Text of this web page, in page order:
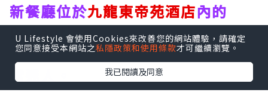
新餐廳位於九龍東帝苑酒店內的
Ponentino，店名是源自羅馬夏日
午後徐徐吹入城中的溫柔海風意景非
常迷人。
U Lifestyle 會使用Cookies來改善您的網站體驗，請確定
您同意接受本網站之私隱政策和使用條款才可繼續瀏覽。
我已閱讀及同意